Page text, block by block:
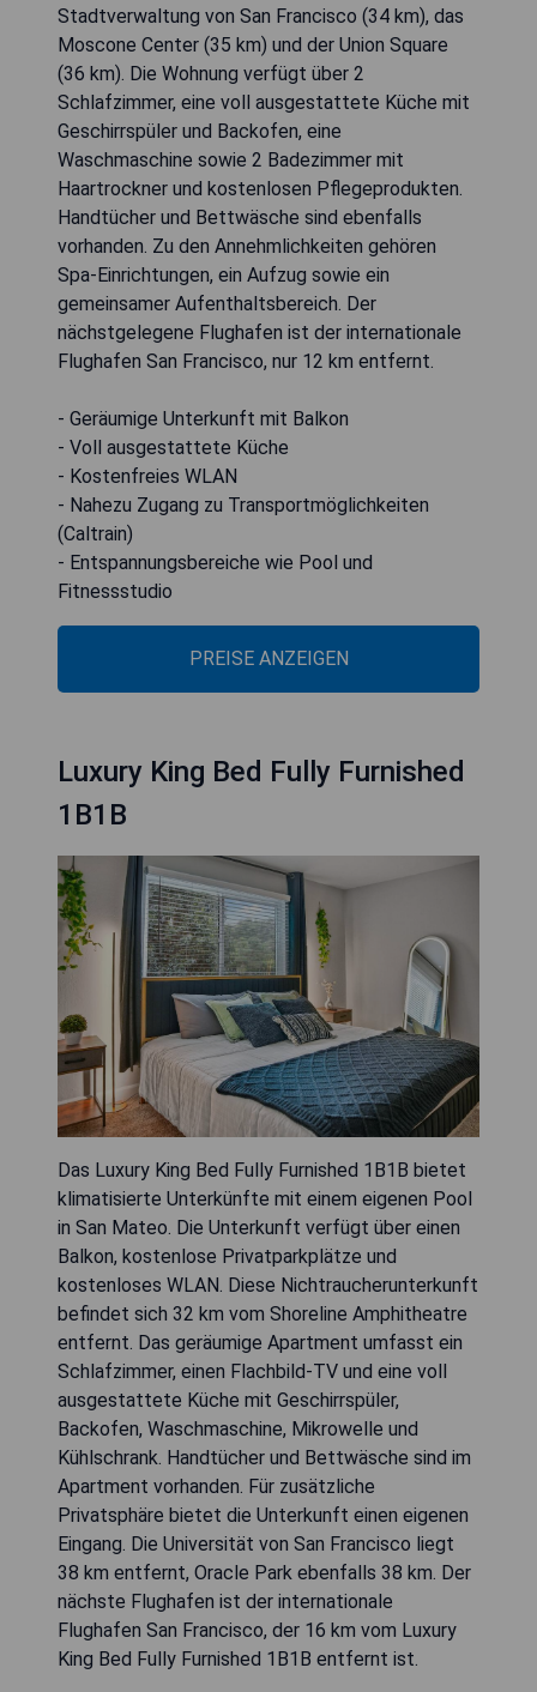
Stadtverwaltung von San Francisco (34 km), das
Moscone Center (35 km) und der Union Square
(36 km). Die Wohnung verfügt über 2
Schlafzimmer, eine voll ausgestattete Küche mit
Geschirrspüler und Backofen, eine
Waschmaschine sowie 2 Badezimmer mit
Haartrockner und kostenlosen Pflegeprodukten.
Handtücher und Bettwäsche sind ebenfalls
vorhanden. Zu den Annehmlichkeiten gehören
Spa-Einrichtungen, ein Aufzug sowie ein
gemeinsamer Aufenthaltsbereich. Der
nächstgelegene Flughafen ist der internationale
Flughafen San Francisco, nur 12 km entfernt.
- Geräumige Unterkunft mit Balkon
- Voll ausgestattete Küche
- Kostenfreies WLAN
- Nahezu Zugang zu Transportmöglichkeiten
(Caltrain)
- Entspannungsbereiche wie Pool und
Fitnessstudio
PREISE ANZEIGEN
Luxury King Bed Fully Furnished
1B1B
Das Luxury King Bed Fully Furnished 1B1B bietet
klimatisierte Unterkünfte mit einem eigenen Pool
in San Mateo. Die Unterkunft verfügt über einen
Balkon, kostenlose Privatparkplätze und
kostenloses WLAN. Diese Nichtraucherunterkunft
befindet sich 32 km vom Shoreline Amphitheatre
entfernt. Das geräumige Apartment umfasst ein
Schlafzimmer, einen Flachbild-TV und eine voll
ausgestattete Küche mit Geschirrspüler,
Backofen, Waschmaschine, Mikrowelle und
Kühlschrank. Handtücher und Bettwäsche sind im
Apartment vorhanden. Für zusätzliche
Privatsphäre bietet die Unterkunft einen eigenen
Eingang. Die Universität von San Francisco liegt
38 km entfernt, Oracle Park ebenfalls 38 km. Der
nächste Flughafen ist der internationale
Flughafen San Francisco, der 16 km vom Luxury
King Bed Fully Furnished 1B1B entfernt ist.